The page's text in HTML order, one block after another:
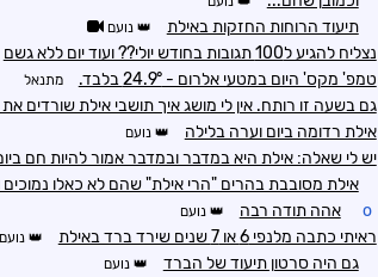
תיעוד הרוחות החזקות באילת נועם
נצליח להגיע ל100 תגובות בחודש יולי?? ועוד יום ללא גשם
טמפ' מקס' היום במטעי אלרום - 24.9° בלבד. מתנאל
גם בשעה זו רותח. אין לי מושג איך תושבי אילת שורדים
אילת רדומה ביום וערה בלילה נועם
יש לי שאלה: אילת היא במדבר ובמדבר אמור להיות חם
אילת מסובבת בהרים "הרי אילת" שהם לא כאלו
o אהה תודה רבה נועם
ראיתי כתבה מלנפי 6 או 7 שנים שירד ברד באילת נועם
גם היה סרטון תיעוד של הברד נועם